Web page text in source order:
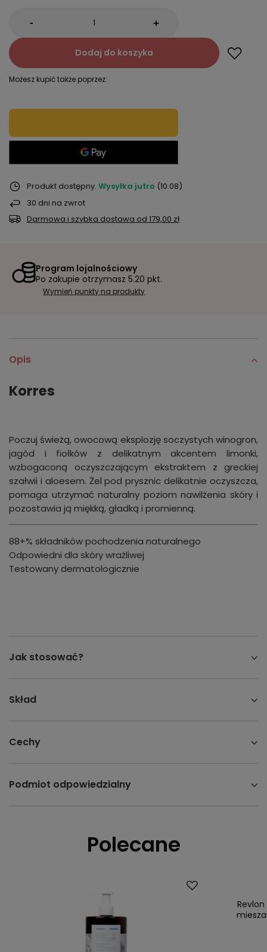
- +
Dodaj do koszyka
Możesz kupić także poprzez:
Produkt dostępny Wysyłka jutro (10.08)
30 dni na zwrot
Darmowa i szybka dostawa od 179,00 zł
Program lojalnościowy
Po zakupie otrzymasz 5.20 pkt.
Wymień punkty na produkty
Opis
Korres
Poczuj świeżą, owocową eksplozję soczystych winogron,
jagód i fiołków z delikatnym akcentem limonki,
wzbogaconą oczyszczającym ekstraktem z greckiej
szałwii i aloesem. Żel pod prysznic delikatnie oczyszcza,
pomaga utrzymać naturalny poziom nawilżenia skóry i
pozostawia ją miękką, gładką i promienną.
88+% składników pochodzenia naturalnego
Odpowiedni dla skóry wrażliwej
Testowany dermatologicznie
Jak stosować?
Skład
Cechy
Podmiot odpowiedzialny
Polecane
Nasz